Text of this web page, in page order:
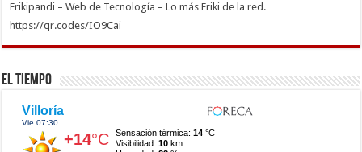
Frikipandi – Web de Tecnología – Lo más Friki de la red.
https://qr.codes/IO9Cai
El Tiempo